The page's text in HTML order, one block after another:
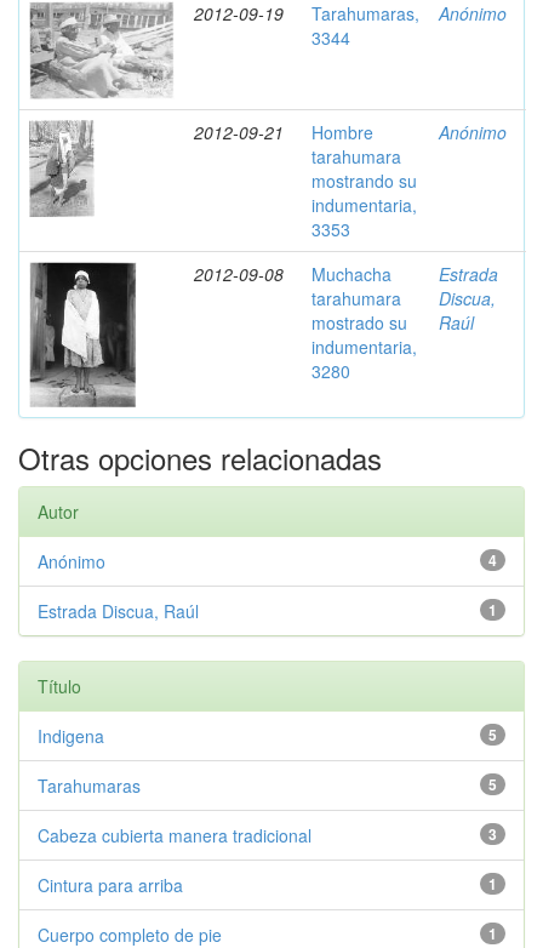
2012-09-19
Tarahumaras,
3344
Anónimo
2012-09-21
Hombre
tarahumara
mostrando su
indumentaria,
3353
Anónimo
2012-09-08
Muchacha
tarahumara
mostrado su
indumentaria,
3280
Estrada
Discua,
Raúl
Otras opciones relacionadas
Autor
4
Anónimo
1
Estrada Discua, Raúl
Título
5
Indigena
5
Tarahumaras
3
Cabeza cubierta manera tradicional
1
Cintura para arriba
1
Cuerpo completo de pie